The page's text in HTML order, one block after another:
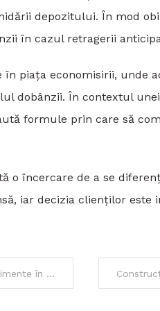
depozitului. În mod
în cazul retragerii
piața economisirii, unde
dobânzii. În contextul
formule prin care să
o încercare de a se
iar decizia clienților
risipei alimentare